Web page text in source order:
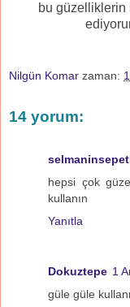
bu güzelliklerin
Nilgün Komar zaman:
14 yorum:
hepsi çok
kullanın
Yanıtla
Dokuztepe 1
güle güle